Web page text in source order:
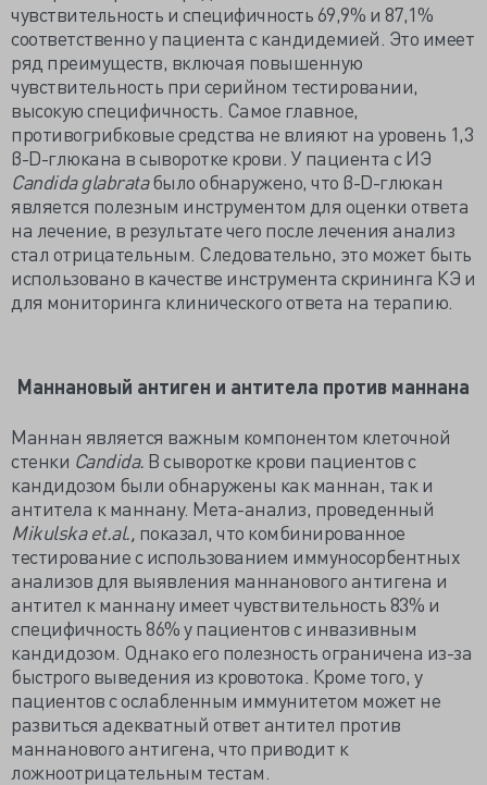
чувствительность и специфичность 69,9% и 87,1%
соответственно у пациента с кандидемией. Это имеет
ряд преимуществ, включая повышенную
чувствительность при серийном тестировании,
высокую специфичность. Самое главное,
противогрибковые средства не влияют на уровень 1,3
β-D-глюкана в сыворотке крови. У пациента с ИЭ
Candida glabrataбыло обнаружено, что β-D-глюкан
является полезным инструментом для оценки ответа
на лечение, в результате чего после лечения анализ
стал отрицательным. Следовательно, это может быть
использовано в качестве инструмента скрининга КЭ и
для мониторинга клинического ответа на терапию.
Маннановый антиген и антитела против маннана
Маннан является важным компонентом клеточной
стенки Candida. В сыворотке крови пациентов с
кандидозом были обнаружены как маннан, так и
антитела к маннану. Мета-анализ, проведенный
Mikulskaet.al., показал, что комбинированное
тестирование с использованием иммуносорбентных
анализов для выявления маннанового антигена и
антител к маннану имеет чувствительность 83% и
специфичность 86% у пациентов с инвазивным
кандидозом. Однако его полезность ограничена из-за
быстрого выведения из кровотока. Кроме того, у
пациентов с ослабленным иммунитетом может не
развиться адекватный ответ антител против
маннанового антигена, что приводит к
ложноотрицательным тестам.